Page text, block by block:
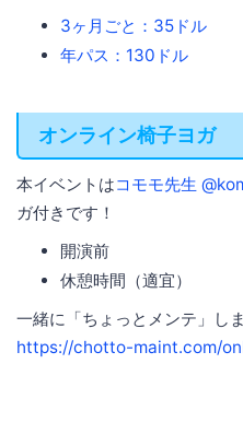
3ヶ月ごと：35ドル
年パス：130ドル
オンライン椅子ヨガ
本イベントはコモモ先生
ガ付きです！
開演前
休憩時間（適宜）
一緒に「ちょっとメンテ」しま
https://chotto-maint.com/